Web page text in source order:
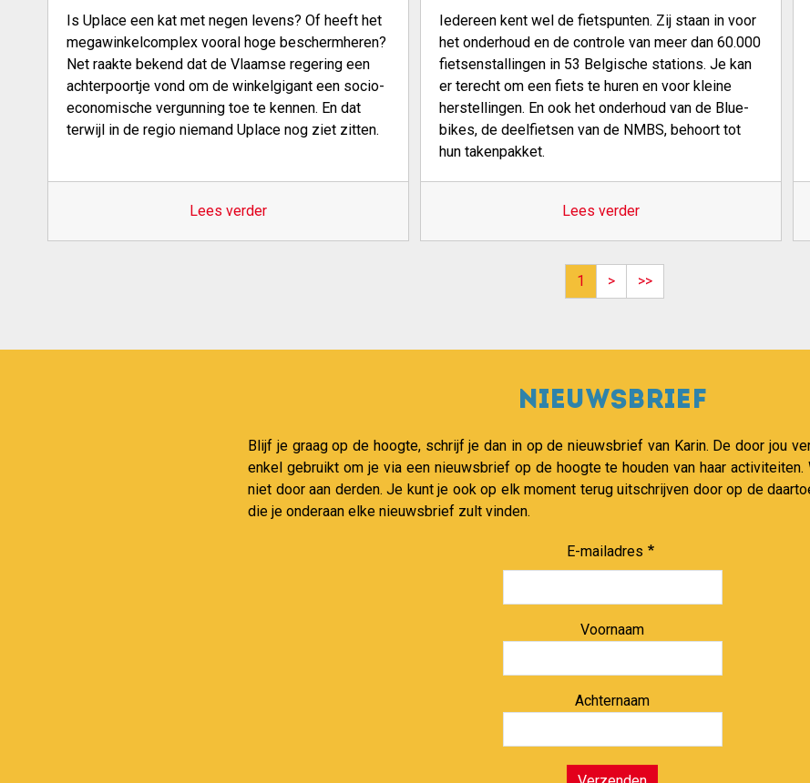
Is Uplace een kat met negen levens? Of heeft het
megawinkelcomplex vooral hoge beschermheren?
Net raakte bekend dat de Vlaamse regering een
achterpoortje vond om de winkelgigant een socio-
economische vergunning toe te kennen. En dat
terwijl in de regio niemand Uplace nog ziet zitten.
Lees verder
Iedereen kent wel de fietspunten. Zij staan in voor
het onderhoud en de controle van meer dan 60.000
fietsenstallingen in 53 Belgische stations. Je kan
er terecht om een fiets te huren en voor kleine
herstellingen. En ook het onderhoud van de Blue-
bikes, de deelfietsen van de NMBS, behoort tot
hun takenpakket.
Lees verder
1 >Next page
>>Last page
Nieuwsbrief
Blijf je graag op de hoogte, schrijf je dan in op de nieuwsbrief van Karin. De door jou
enkel gebruikt om je via een nieuwsbrief op de hoogte te houden van haar
niet door aan derden. Je kunt je ook op elk moment terug uitschrijven door op de
die je onderaan elke nieuwsbrief zult vinden.
E-mailadres
Voornaam
Achternaam